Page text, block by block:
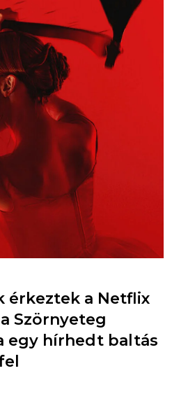
érkeztek a Netflix
Szörnyeteg
egy hírhedt baltás